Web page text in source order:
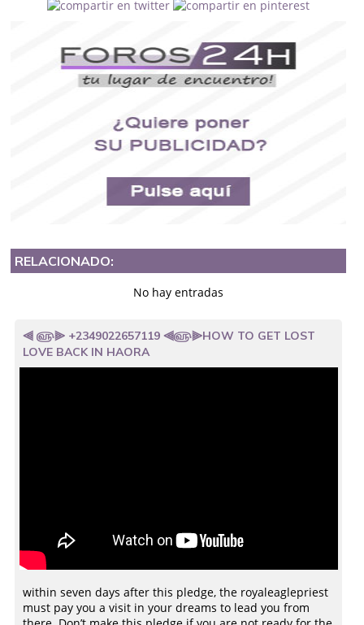
RELACIONADO:
No hay entradas
⫷ ௵⫸ +2349022657119 ⫷௵⫸HOW TO GET LOST
LOVE BACK IN HAORA
with­in seven days after this pledg­e, the royaleaglepriest
must pay you a visit in your dream­s to lead you from